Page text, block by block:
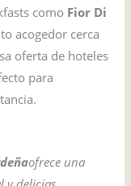
como Fior Di
acogedor cerca
oferta de hoteles
para
ofrece una